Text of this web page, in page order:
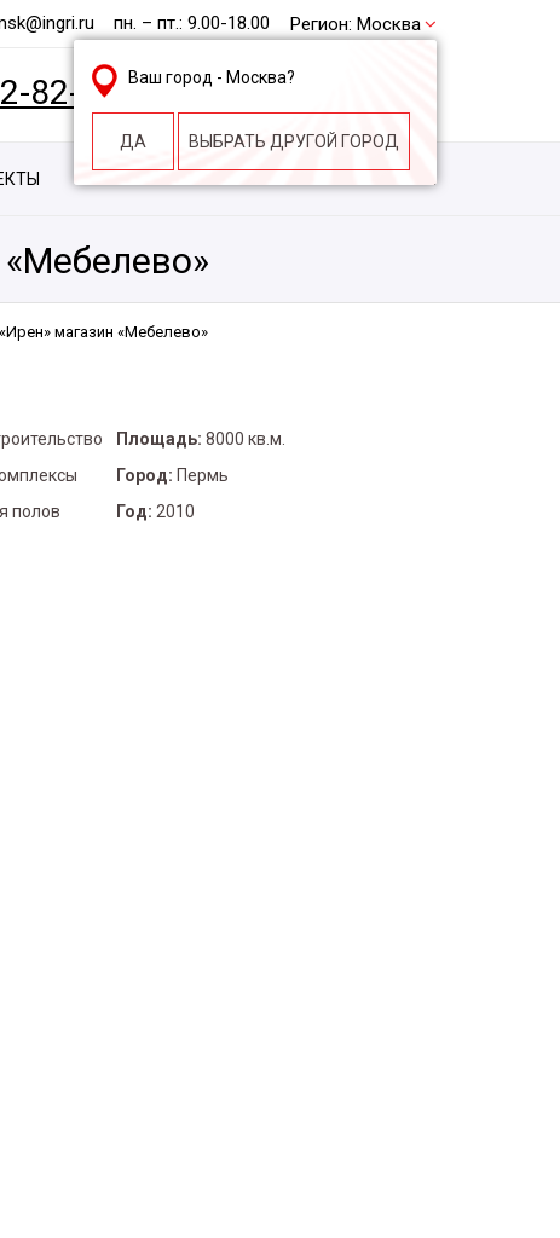
пн. – пт.: 9.00-18.00 Регион: Москва
Ваш город - Москва?
ДА ВЫБРАТЬ ДРУГОЙ ГОРОД
82-62
магазин «Мебелево»
Площадь: 8000 кв.м.
Город: Пермь
полов Год: 2010